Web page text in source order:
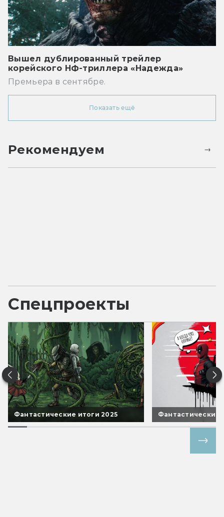
Вышел дублированный трейлер
корейского НФ-триллера «Надежда»
Премьера в сентябре.
Показать ещё
Рекомендуем
Спецпроекты
Фантастические итоги 2025 Фантастические